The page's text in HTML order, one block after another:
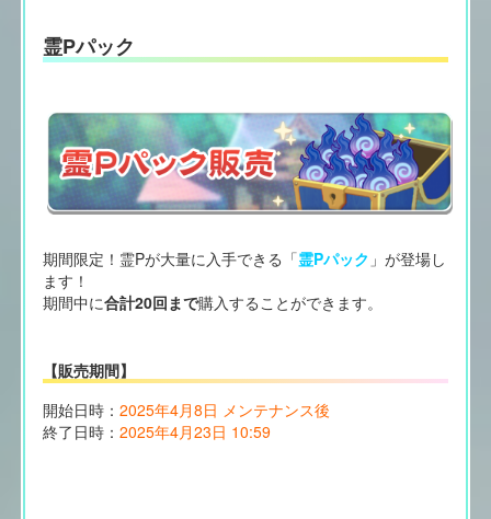
霊Pパック
期間限定！霊Pが大量に入手できる「霊Pパック 」が登場し
ます！
期間中に合計20回まで購入することができます。
【販売期間】
開始日時： 2025年4月8日 メンテナンス後
終了日時： 2025年4月23日 10:59